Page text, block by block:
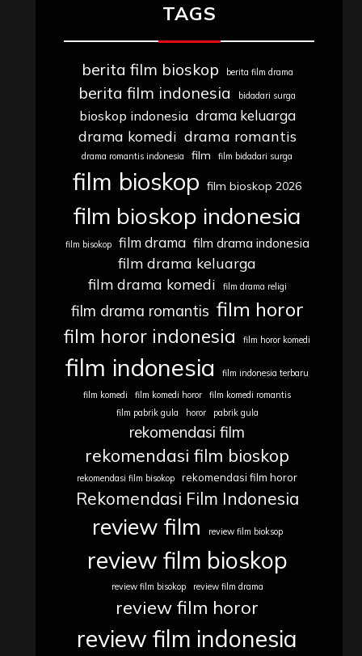
TAGS
berita film bioskop berita film drama
berita film indonesia bidadari surga
bioskop indonesia drama keluarga
drama komedi drama romantis
drama romantis indonesia film film bidadari surga
film bioskop film bioskop 2026
film bioskop indonesia
film bisokop film drama film drama indonesia
film drama keluarga
film drama komedi
film drama religi
film drama romantis film horor
film horor indonesia film horor komedi
film indonesia
film indonesia terbaru
film komedi
film komedi horor
film komedi romantis
film pabrik gula
horor pabrik gula
rekomendasi film
rekomendasi film bioskop
rekomendasi film bisokop rekomendasi film horor
Rekomendasi Film Indonesia
review film review film bioksop
review film bioskop
review film bisokop review film drama
review film horor
review film indonesia